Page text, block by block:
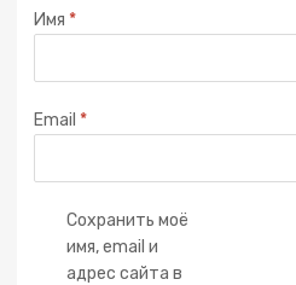
Имя *
Email *
Сохранить моё
имя, email и
адрес сайта в